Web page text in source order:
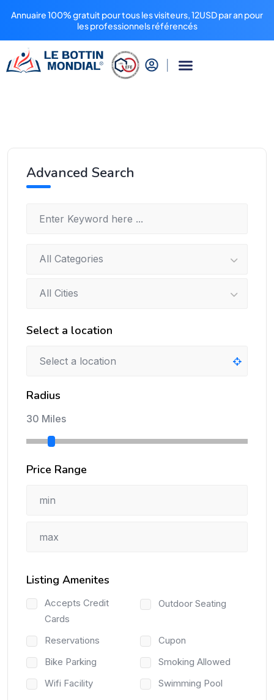
Annuaire 100% gratuit pour tous les visiteurs, 12USD par an pour
les professionnels référencés
Advanced Search
All Categories
All Cities
Select a location
Radius
30 Miles
Price Range
Listing Amenites
Accepts Credit
Cards
Outdoor Seating
Reservations
Cupon
Bike Parking
Smoking Allowed
Wifi Facility
Swimming Pool